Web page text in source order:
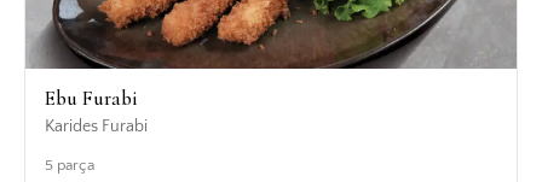
Ebu Furabi
Karides Furabi
5 parça